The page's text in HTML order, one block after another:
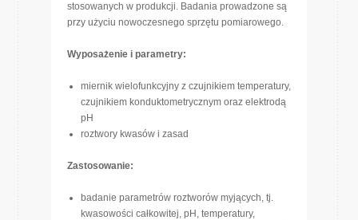
stosowanych w produkcji. Badania prowadzone są
przy użyciu nowoczesnego sprzętu pomiarowego.
Wyposażenie i parametry:
miernik wielofunkcyjny z czujnikiem temperatury,
czujnikiem konduktometrycznym oraz elektrodą
pH
roztwory kwasów i zasad
Zastosowanie:
badanie parametrów roztworów myjących, tj.
kwasowości całkowitej, pH, temperatury,